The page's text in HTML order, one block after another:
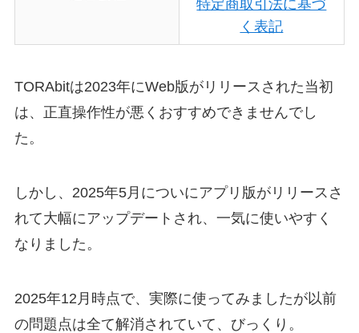
特定商取引法に基づ
く表記
TORAbitは2023年にWeb版がリリースされた当初
は、正直操作性が悪くおすすめできませんでし
た。
しかし、2025年5月についにアプリ版がリリースさ
れて大幅にアップデートされ、一気に使いやすく
なりました。
2025年12月時点で、実際に使ってみましたが以前
の問題点は全て解消されていて、びっくり。